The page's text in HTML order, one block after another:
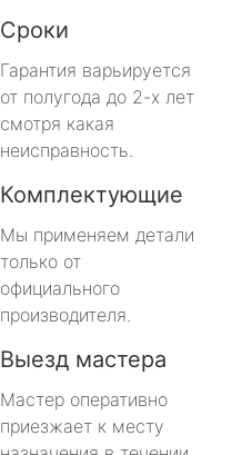
Сроки
Гарантия варьируется
от полугода до 2-х лет
смотря какая
неисправность.
Комплектующие
Мы применяем детали
только от
официального
производителя.
Выезд мастера
Мастер оперативно
приезжает к месту